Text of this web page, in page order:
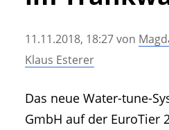
• Messen und
• Mitteilung der
• Artikel nach
11.11.2018, 18:27von
Klaus Esterer
Das neue Water-tune-
GmbH auf der EuroTier